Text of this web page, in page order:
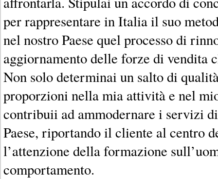
per rappresentare in Italia il suo
nel nostro Paese quel processo di
aggiornamento delle forze di vendita
Non solo determinai un salto di
proporzioni nella mia attività e nel
contribuii ad ammodernare i servizi
Paese, riportando il cliente al centro
l’attenzione della formazione
comportamento.